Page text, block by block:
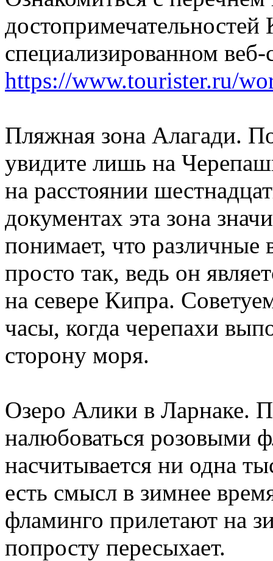
специализированном веб-
https://www.tourister.ru/
Пляжная зона Алагади.
увидите лишь на
на расстоянии
документах эта зона
понимает, что
просто так, ведь он
на севере Кипра.
часы, когда черепахи
сторону моря.
Озеро Алики в Ларнаке.
налюбоваться розовыми
насчитывается ни одна
есть смысл в зимнее
фламинго прилетают на
попросту пересыхает.